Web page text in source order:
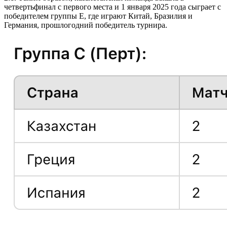
четвертьфинал с первого места и 1 января 2025 года сыграет с
победителем группы E, где играют Китай, Бразилия и
Германия, прошлогодний победитель турнира.